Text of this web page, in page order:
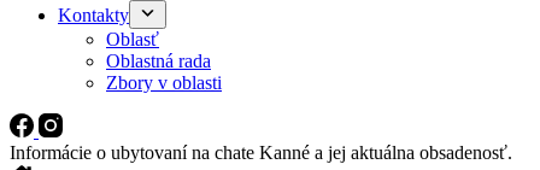
Kontakty
Oblasť
Oblastná rada
Zbory v oblasti
Informácie o ubytovaní na chate Kanné a jej aktuálna obsadenosť.